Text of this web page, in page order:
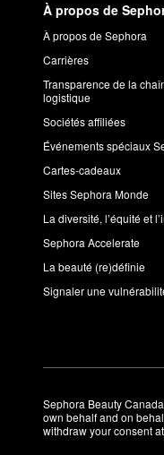
À propos de
À propos de Sephora
Carrières
Transparence de la
logistique
Sociétés affiliées
Événements spéciaux
Cartes-cadeaux
Sites Sephora Monde
La diversité, l’équité et
Sephora Accelerate
La beauté (re)définie
Signaler une
Sephora Beauty
own behalf and on
withdraw your consent